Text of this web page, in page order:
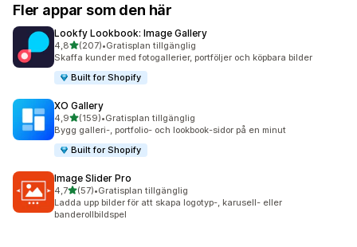
Fler appar som den här
Lookfy Lookbook: Image Gallery
4,8av 5 stjärnor
(207)
207 recensioner totalt
•Gratisplan tillgänglig
Skaffa kunder med fotogallerier, portföljer och köpbara bilder
Built for Shopify
XO Gallery
4,9av 5 stjärnor
(159)
159 recensioner totalt
•Gratisplan tillgänglig
Bygg galleri-, portfolio- och lookbook-sidor på en minut
Built for Shopify
Image Slider Pro
4,7av 5 stjärnor
(57)
57 recensioner totalt
•Gratisplan tillgänglig
Ladda upp bilder för att skapa logotyp-, karusell- eller
banderollbildspel